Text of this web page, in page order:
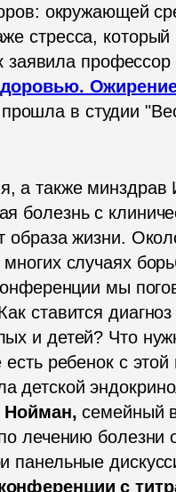
окружающей
стресса,
заявила
прошла в студии
а также
болезнь с
жизни.
случаях
мы
ставится
и детей? Что
детской
Нойман, семейный
лечению болезни
с